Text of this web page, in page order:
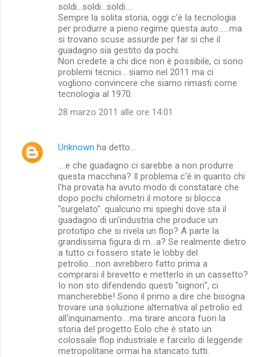
soldi...soldi...soldi....
Sempre la solita storia, oggi c'è la tecnologia
per produrre a pieno regime questa auto......ma
si trovano scuse assurde per far si che il
guadagno sia gestito da pochi.
Non credete a chi dice non è possibile, ci sono
problemi tecnici... siamo nel 2011 ma ci
vogliono convincere che siamo rimasti come
tecnologia al 1970.
28 marzo 2011 alle ore 14:01
Unknown ha detto…
....e che guadagno ci sarebbe a non produrre
questa macchina? Il problema c'è in quanto chi
l'ha provata ha avuto modo di constatare che
dopo pochi chilometri il motore si blocca
"surgelato". qualcuno mi spieghi dove sta il
guadagno di un'industria che produce un
prototipo che si rivela un flop? A parte la
grandissima figura di m...a? Se realmente dietro
a tutto ci fossero state le lobby del
petrolio....non avrebbero fatto prima a
comprarsi il brevetto e metterlo in un cassetto?
Io non sto difendendo questi "signori", ci
mancherebbe! Sono il primo a dire che bisogna
trovare una soluzione alternativa al petrolio ed
all'inquinamento....ma tirare ancora fuori la
storia del progetto Eolo che è stato un
colossale flop industriale e farcirlo di leggende
metropolitane ormai ha stancato tutti.